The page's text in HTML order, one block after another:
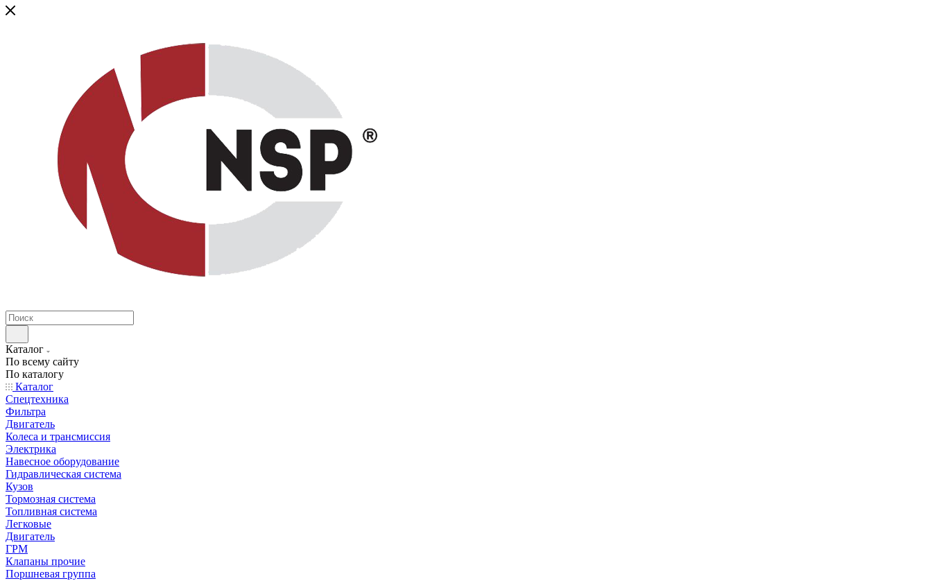
Каталог
По всему сайту
По каталогу
Каталог
Спецтехника
Фильтра
Двигатель
Колеса и трансмиссия
Электрика
Навесное оборудование
Гидравлическая система
Кузов
Тормозная система
Топливная система
Легковые
Двигатель
ГРМ
Клапаны прочие
Поршневая группа